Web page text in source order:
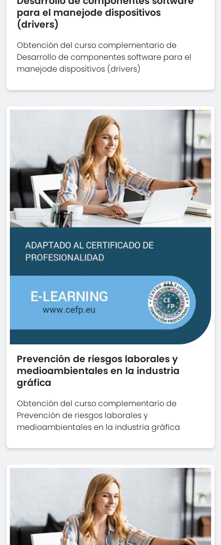
para el manejode dispositivos
(drivers)
Obtención del curso complementario de
Desarrollo de componentes software para el
manejode dispositivos (drivers)
Prevención de riesgos laborales y
medioambientales en la industria
gráfica
Obtención del curso complementario de
Prevención de riesgos laborales y
medioambientales en la industria gráfica